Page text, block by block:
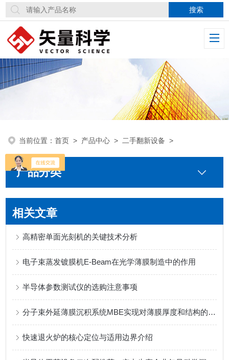
当前位置：首页 > 产品中心 > 二手翻新设备 >
产品分类
相关文章
高精密单面光刻机的关键技术分析
电子束蒸发镀膜机E-Beam在光学薄膜制造中的作用
半导体参数测试仪的选购注意事项
分子束外延薄膜沉积系统MBE实现对薄膜厚度和结构的精确调控
快速退火炉的核心定位与适用边界介绍